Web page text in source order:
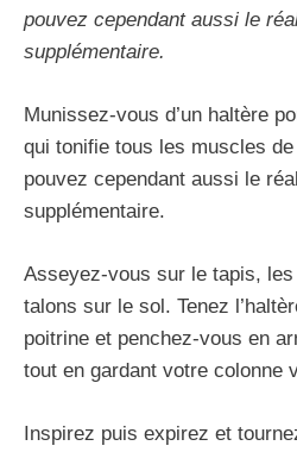
pouvez cependant aussi le
supplémentaire.
Munissez-vous d’un haltère
qui tonifie tous les muscles
pouvez cependant aussi le
supplémentaire.
Asseyez-vous sur le tapis,
talons sur le sol. Tenez
poitrine et penchez-vous en
tout en gardant votre colonne
Inspirez puis expirez et